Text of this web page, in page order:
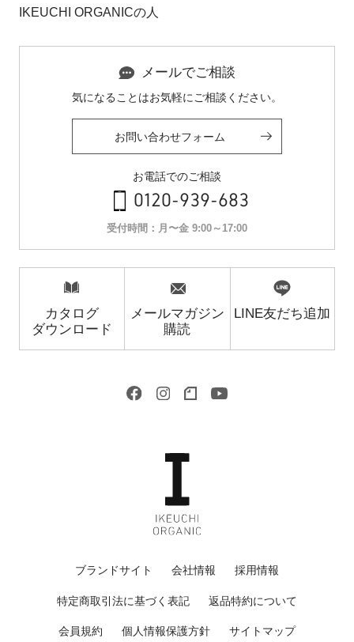
IKEUCHI ORGANICの人
メールでご相談
気になることはお気軽にご相談ください。
お問い合わせフォーム
お電話でのご相談
0120-939-683
受付時間：月〜金 9:00～17:00
カタログ
ダウンロード
メールマガジン
購読
LINE友だち追加
ブランドサイト 会社情報 採用情報
特定商取引法に基づく表記 返品特約について
会員規約 個人情報保護方針 サイトマップ